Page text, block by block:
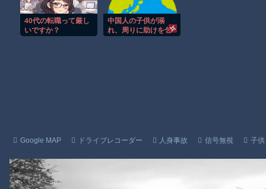
【画像】地球上で最も珍しい茶色いパンダｗｗｗ
【悲報】テレ東の若手女子アナ「国民が勝手に我々取材陣にカ
40代の転職って厳し
いですか？
中国人の子供が溺
れ、周りに助けを乞
Google MAP ドライブレコーダー 人身事故 信号無視 子供